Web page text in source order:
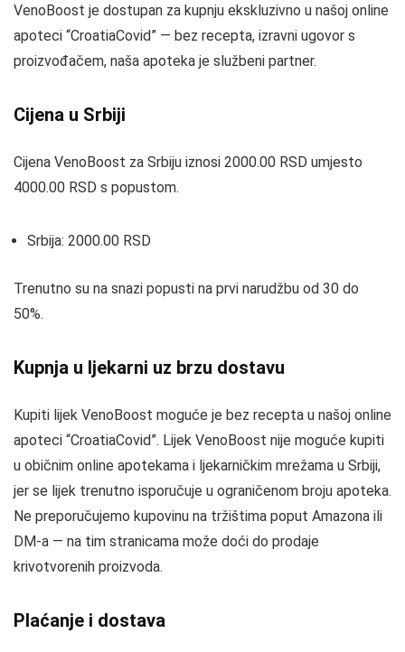
VenoBoost je dostupan za kupnju ekskluzivno u našoj online
apoteci “CroatiaCovid” — bez recepta, izravni ugovor s
proizvođačem, naša apoteka je službeni partner.
Cijena u Srbiji
Cijena VenoBoost za Srbiju iznosi 2000.00 RSD umjesto
4000.00 RSD s popustom.
Srbija: 2000.00 RSD
Trenutno su na snazi popusti na prvi narudžbu od 30 do
50%.
Kupnja u ljekarni uz brzu dostavu
Kupiti lijek VenoBoost moguće je bez recepta u našoj online
apoteci “CroatiaCovid”. Lijek VenoBoost nije moguće kupiti
u običnim online apotekama i ljekarničkim mrežama u Srbiji,
jer se lijek trenutno isporučuje u ograničenom broju apoteka.
Ne preporučujemo kupovinu na tržištima poput Amazona ili
DM-a — na tim stranicama može doći do prodaje
krivotvorenih proizvoda.
Plaćanje i dostava